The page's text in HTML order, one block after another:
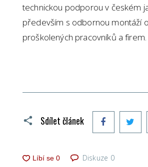
technickou podporou v českém
především s odbornou montáží
proškolených pracovníků a firem.
Sdílet článek Facebook
Diskuze 0